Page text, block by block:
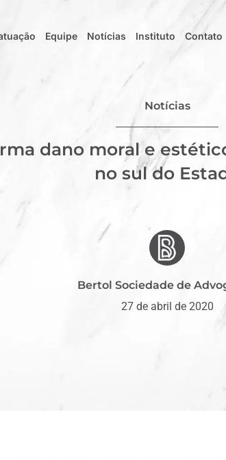
Equipe Notícias Instituto Contato
Notícias
dano moral e
no sul do
Bertol Sociedade de
27 de abril de 2020